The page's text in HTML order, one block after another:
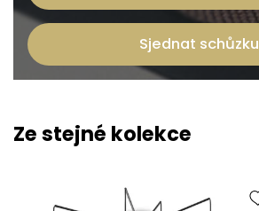
Sjednat schůzku
Ze stejné kolekce